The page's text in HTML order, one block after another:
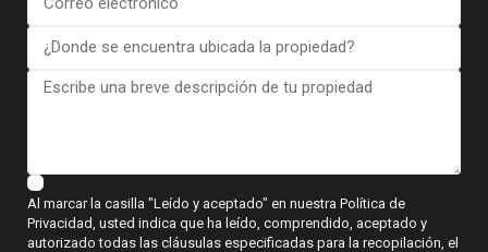
Al marcar la casilla "Leído y aceptado" en nuestra Política de
Privacidad, usted indica que ha leído, comprendido, aceptado y
autorizado todas las cláusulas especificadas para la recopilación, el